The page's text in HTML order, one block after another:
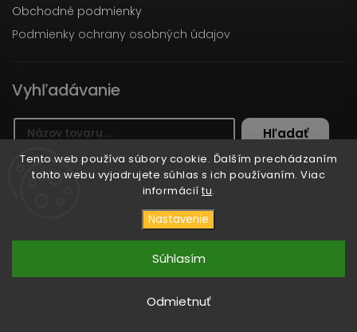
Tento web používa súbory cookie. Ďalším prechádzaním
tohto webu vyjadrujete súhlas s ich používaním. Viac
informácií tu.
Nastavenie
Odmietnuť
Súhlasím
Obchodné podmienky
Podmienky ochrany osobných údajov
Vyhľadávanie
Hľadať
. Všetky práva vyhradené.
Shoptet| Design